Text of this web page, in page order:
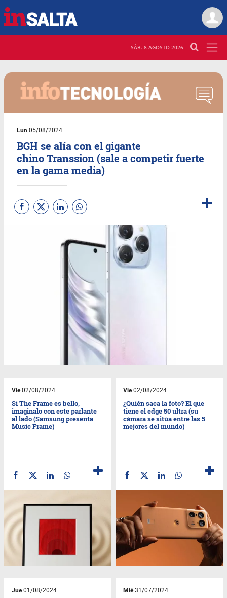
SÁB. 8 AGOSTO 2026
Lun 05/08/2024
BGH se alía con el gigante
chino Transsion (sale a competir fuerte
en la gama media)
Vie02/08/2024
Si The Frame es bello,
imaginalo con este parlante
al lado (Samsung presenta
Music Frame)
Vie02/08/2024
¿Quién saca la foto? El que
tiene el edge 50 ultra (su
cámara se sitúa entre las 5
mejores del mundo)
Jue01/08/2024 Mié31/07/2024